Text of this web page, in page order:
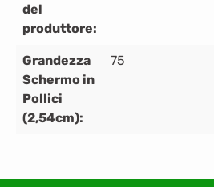
del
produttore:
Grandezza
Schermo in
Pollici
(2,54cm):
75